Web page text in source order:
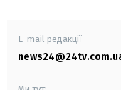
E-mail редакції